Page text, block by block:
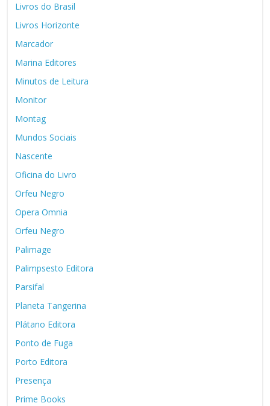
Livros do Brasil
Livros Horizonte
Marcador
Marina Editores
Minutos de Leitura
Monitor
Montag
Mundos Sociais
Nascente
Oficina do Livro
Orfeu Negro
Opera Omnia
Orfeu Negro
Palimage
Palimpsesto Editora
Parsifal
Planeta Tangerina
Plátano Editora
Ponto de Fuga
Porto Editora
Presença
Prime Books